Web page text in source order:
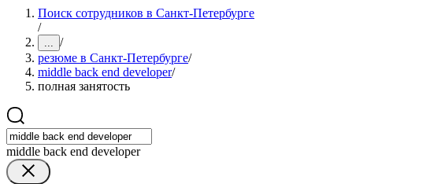
Поиск сотрудников в Санкт-Петербурге
/
... /
резюме в Санкт-Петербурге/
middle back end developer/
полная занятость
middle back end developer